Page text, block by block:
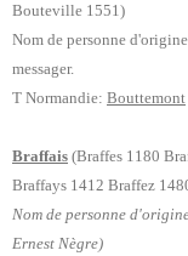
Bouteville 1551)
Nom de personne
messager.
T Normandie: Bouttemont
Braffais (Braffes 1180
Braffays 1412 Braffez
Nom de personne
Ernest Nègre)